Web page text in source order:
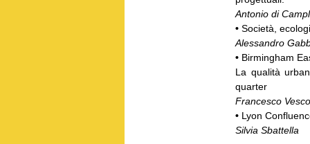
Antonio di
• Società,
Alessandro
• Birmingham
La qualità
quarter
Francesco
• Lyon
Silvia Sbattella